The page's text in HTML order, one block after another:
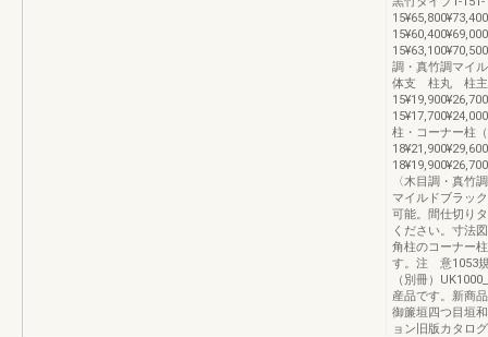
調・真竹調マイ
体支 柱丸 柱主
柱・コーナー柱
〈木目調・真竹
マイルドブラッ
可能。間仕切り
ください。寸法
角柱のコーナー
す。注 意1053
（別冊）
産品です。新商
御簾垣四つ目垣
ョン旧版カタログ